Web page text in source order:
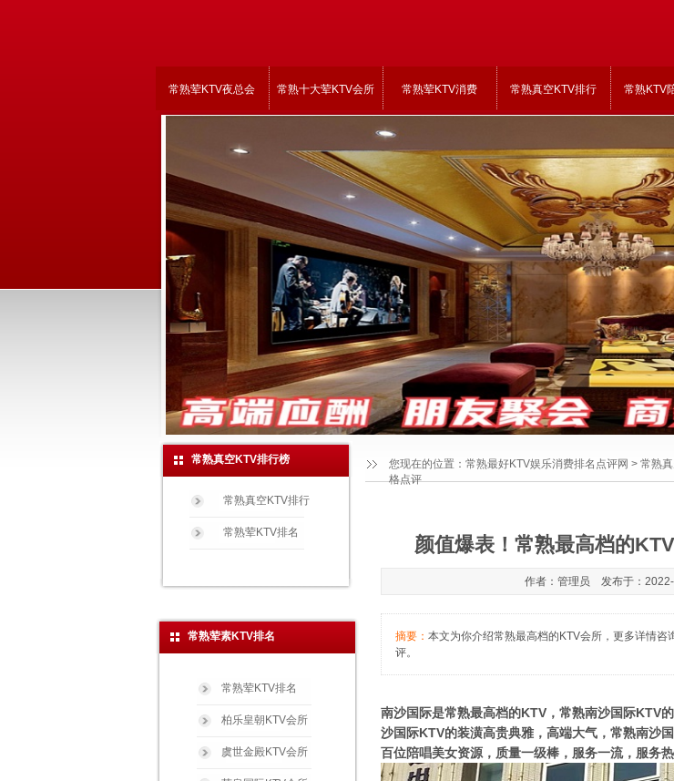
常熟荤KTV夜总会 常熟十大荤KTV会所 常熟荤KTV消费 常熟真空KTV排行 常熟KTV
您现在的位置： 常熟最好KTV娱乐消费排名点评网 > 常熟
格点评
常熟真空KTV排行榜
常熟真空KTV排行
常熟荤KTV排名
颜值爆表！常熟最高档的
作者：管理员 发布于：
摘要： 本文为你介绍常熟最高档的KTV会所，更多详情
评。
南沙国际是常熟最高档的KTV，常熟南沙国际KTV
沙国际KTV的装潢高贵典雅，高端大气，常熟南沙
百位陪唱美女资源，质量一级棒，服务一流，服务热
常熟荤素KTV排名
常熟荤KTV排名
柏乐皇朝KTV会所
虞世金殿KTV会所